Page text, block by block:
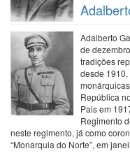
Adalberto
de
tradições
desde
República
Pais em
Regimento
neste regimento, já como
“Monarquia do Norte”, em